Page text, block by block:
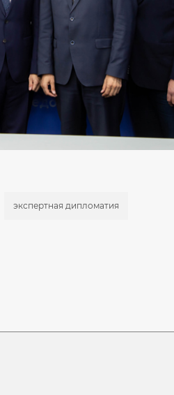
экспертная дипломатия